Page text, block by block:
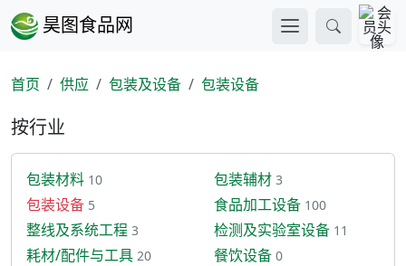
昊图食品网
首页 供应 包装及设备 包装设备
按行业
包装材料 10 包装辅材 3
包装设备 5 食品加工设备 100
整线及系统工程 3 检测及实验室设备 11
耗材/配件与工具 20 餐饮设备 0